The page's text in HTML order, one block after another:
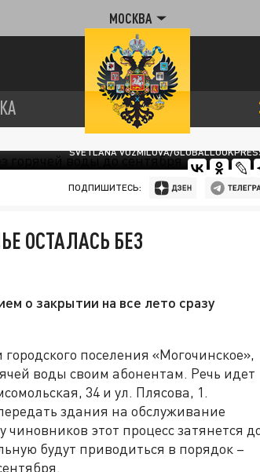
МОСКВА
SVETLANA VOZMILOVA/
ПОДПИШИТЕСЬ:
ОСТАЛАСЬ БЕЗ
о закрытии на все лето сразу
поселения «Могочинское»,
воды своим абонентам. Речь идет
34 и ул. Плясова, 1.
здания на обслуживание
чиновников этот процесс затянется
будут приводиться в порядок –